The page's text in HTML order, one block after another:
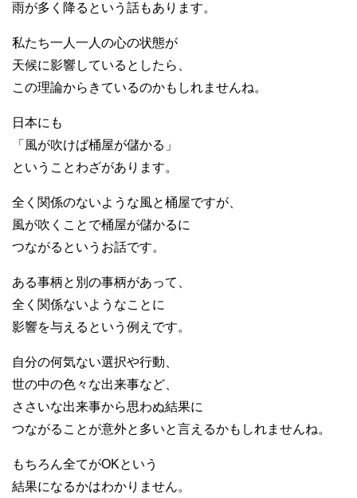
雨が多く降るという話もあります。
私たち一人一人の心の状態が
天候に影響しているとしたら、
この理論からきているのかもしれませんね。
日本にも
「風が吹けば桶屋が儲かる」
ということわざがあります。
全く関係のないような風と桶屋ですが、
風が吹くことで桶屋が儲かるに
つながるというお話です。
ある事柄と別の事柄があって、
全く関係ないようなことに
影響を与えるという例えです。
自分の何気ない選択や行動、
世の中の色々な出来事など、
ささいな出来事から思わぬ結果に
つながることが意外と多いと言えるかもしれませんね。
もちろん全てがOKという
結果になるかはわかりません。